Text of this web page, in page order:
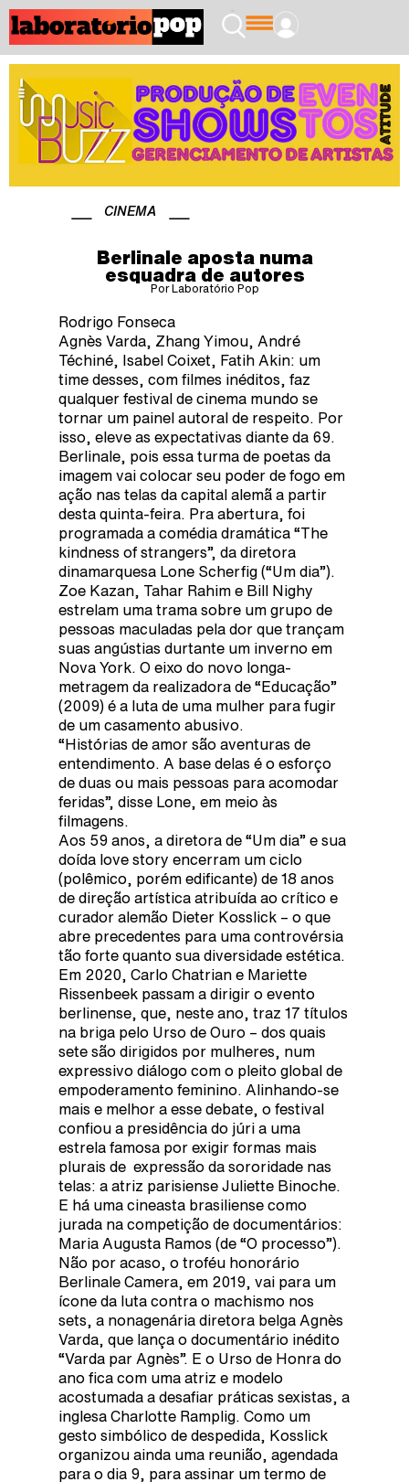
CINEMA
Berlinale aposta numa
esquadra de autores
Por Laboratório Pop
Rodrigo Fonseca
Agnès Varda, Zhang Yimou, André
Téchiné, Isabel Coixet, Fatih Akin: um
time desses, com filmes inéditos, faz
qualquer festival de cinema mundo se
tornar um painel autoral de respeito. Por
isso, eleve as expectativas diante da 69.
Berlinale, pois essa turma de poetas da
imagem vai colocar seu poder de fogo em
ação nas telas da capital alemã a partir
desta quinta-feira. Pra abertura, foi
programada a comédia dramática “The
kindness of strangers”, da diretora
dinamarquesa Lone Scherfig (“Um dia”).
Zoe Kazan, Tahar Rahim e Bill Nighy
estrelam uma trama sobre um grupo de
pessoas maculadas pela dor que trançam
suas angústias durtante um inverno em
Nova York. O eixo do novo longa-
metragem da realizadora de “Educação”
(2009) é a luta de uma mulher para fugir
de um casamento abusivo.
“Histórias de amor são aventuras de
entendimento. A base delas é o esforço
de duas ou mais pessoas para acomodar
feridas”, disse Lone, em meio às
filmagens.
Aos 59 anos, a diretora de “Um dia” e sua
doída love story encerram um ciclo
(polêmico, porém edificante) de 18 anos
de direção artística atribuída ao crítico e
curador alemão Dieter Kosslick – o que
abre precedentes para uma controvérsia
tão forte quanto sua diversidade estética.
Em 2020, Carlo Chatrian e Mariette
Rissenbeek passam a dirigir o evento
berlinense, que, neste ano, traz 17 títulos
na briga pelo Urso de Ouro – dos quais
sete são dirigidos por mulheres, num
expressivo diálogo com o pleito global de
empoderamento feminino. Alinhando-se
mais e melhor a esse debate, o festival
confiou a presidência do júri a uma
estrela famosa por exigir formas mais
plurais de expressão da sororidade nas
telas: a atriz parisiense Juliette Binoche.
E há uma cineasta brasiliense como
jurada na competição de documentários:
Maria Augusta Ramos (de “O processo”).
Não por acaso, o troféu honorário
Berlinale Camera, em 2019, vai para um
ícone da luta contra o machismo nos
sets, a nonagenária diretora belga Agnès
Varda, que lança o documentário inédito
“Varda par Agnès”. E o Urso de Honra do
ano fica com uma atriz e modelo
acostumada a desafiar práticas sexistas, a
inglesa Charlotte Ramplig. Como um
gesto simbólico de despedida, Kosslick
organizou ainda uma reunião, agendada
para o dia 9, para assinar um termo de